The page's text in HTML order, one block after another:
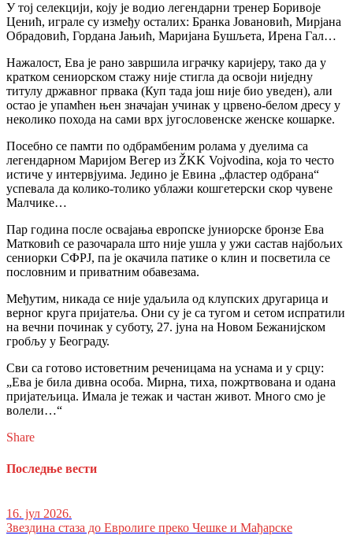
У тој селекцији, коју је водио легендарни тренер Боривоје
Ценић, играле су између осталих: Бранка Јовановић, Мирјана
Обрадовић, Гордана Јањић, Маријана Бушљета, Ирена Гал…
Нажалост, Ева је рано завршила играчку каријеру, тако да у
кратком сениорском стажу није стигла да освоји ниједну
титулу државног првака (Куп тада још није био уведен), али
остао је упамћен њен значајан учинак у црвено-белом дресу у
неколико похода на сами врх југословенске женске кошарке.
Посебно се памти по одбрамбеним ролама у дуелима са
легендарном Маријом Вегер из ŽKK Vojvodina, која то често
истиче у интервјуима. Једино је Евина „фластер одбрана“
успевала да колико-толико ублажи кошгетерски скор чувене
Малчике…
Пар година после освајања европске јуниорске бронзе Ева
Матковић се разочарала што није ушла у ужи састав најбољих
сениорки СФРЈ, па је окачила патике о клин и посветила се
пословним и приватним обавезама.
Међутим, никада се није удаљила од клупских другарица и
верног круга пријатеља. Они су је са тугом и сетом испратили
на вечни починак у суботу, 27. јуна на Новом Бежанијском
гробљу у Београду.
Сви са готово истоветним реченицама на уснама и у срцу:
„Ева је била дивна особа. Мирна, тиха, пожртвована и одана
пријатељица. Имала је тежак и частан живот. Много смо је
волели…“
Share
Последње вести
16. јул 2026.
Звездина стаза до Евролиге преко Чешке и Мађарске